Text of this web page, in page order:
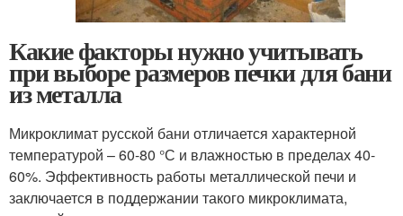
Какие факторы нужно учитывать
при выборе размеров печки для бани
из металла
Микроклимат русской бани отличается характерной
температурой – 60-80 °С и влажностью в пределах 40-
60%. Эффективность работы металлической печи и
заключается в поддержании такого микроклимата,